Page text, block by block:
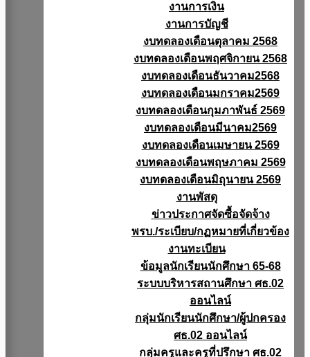
งานการเงิน
งานการบัญชี
งบทดลองเดือนตุลาคม 2568
งบทดลองเดือนพฤศจิกายน 2568
งบทดลองเดือนธันวาคม2568
งบทดลองเดือนมกราคม2569
งบทดลองเดือนกุมภาพันธ์ 2569
งบทดลองเดือนมีนาคม2569
งบทดลองเดือนเมษายน 2569
งบทดลองเดือนพฤษภาคม 2569
งบทดลองเดือนมิถุนายน 2569
งานพัสดุ
ข่าวประกาศจัดซื้อจัดจ้าง
พรบ./ระเบียบ/กฏหมายที่เกี่ยวข้อง
งานทะเบียน
ข้อมูลนักเรียนนักศึกษา 65-68
ระบบบริหารสถานศึกษา ศธ.02
ออนไลน์
กลุ่มนักเรียนนักศึกษา/ผู้ปกครอง
ศธ.02 ออนไลน์
กลุ่มครูและครูที่ปรึกษา ศธ.02